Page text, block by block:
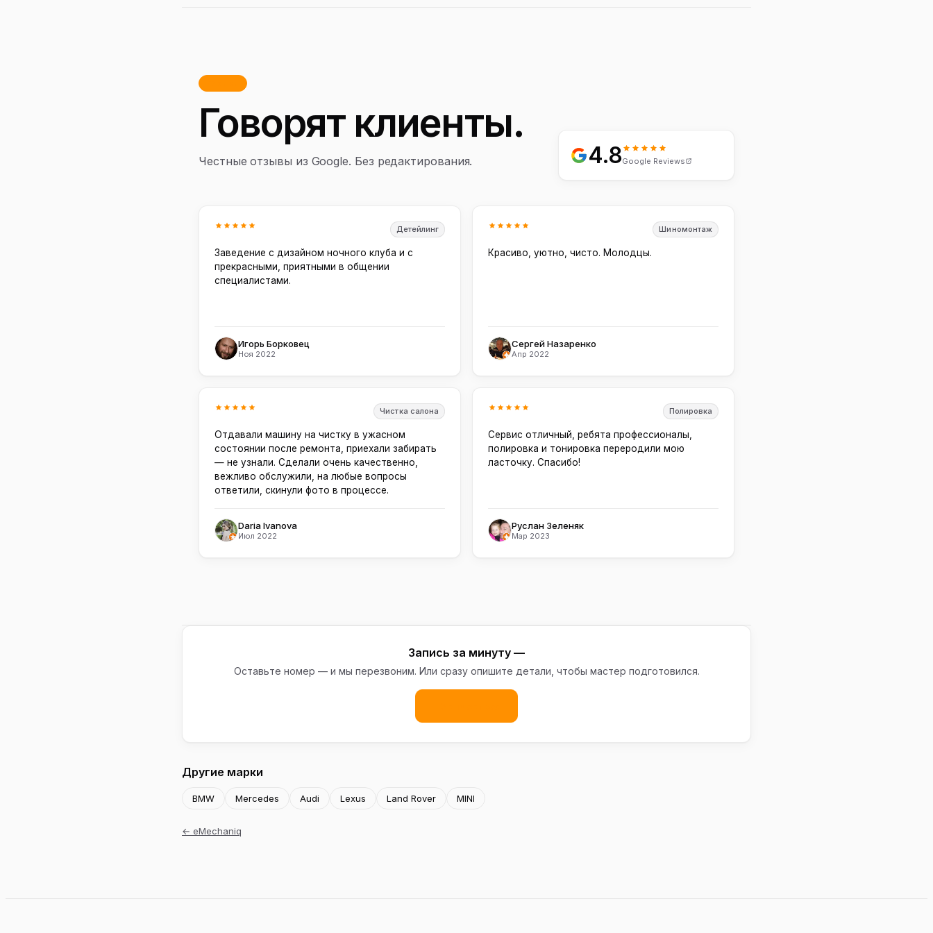
Говорят клиенты.
Честные отзывы из Google. Без редактирования. 4.8Google Reviews
Детейлинг
Заведение с дизайном ночного клуба и с
прекрасными, приятными в общении
специалистами.
Игорь Борковец
Ноя 2022
Шиномонтаж
Красиво, уютно, чисто. Молодцы.
Сергей Назаренко
Апр 2022
Чистка салона
Отдавали машину на чистку в ужасном
состоянии после ремонта, приехали забирать
— не узнали. Сделали очень качественно,
вежливо обслужили, на любые вопросы
ответили, скинули фото в процессе.
Daria Ivanova
Июл 2022
Полировка
Сервис отличный, ребята профессионалы,
полировка и тонировка переродили мою
ласточку. Спасибо!
Руслан Зеленяк
Мар 2023
Запись за минуту —
Оставьте номер — и мы перезвоним. Или сразу опишите детали, чтобы мастер подготовился.
Другие марки
BMW Mercedes Audi Lexus Land Rover MINI
← eMechaniq